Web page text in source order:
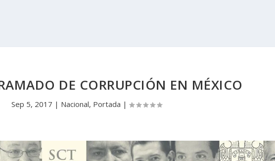
DE CORRUPCIÓN EN MÉXICO
Sep 5, 2017 | Nacional, Portada |